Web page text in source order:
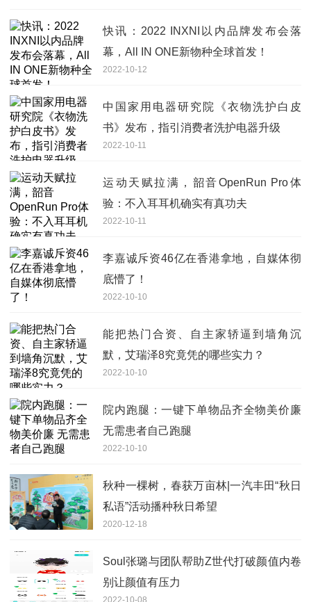
快讯：2022 INXNI以内品牌发布会落
幕，All IN ONE新物种全球首发！
2022-10-12
中国家用电器研究院《衣物洗护白皮
书》发布，指引消费者洗护电器升级
2022-10-11
运动天赋拉满，韶音OpenRun Pro体
验：不入耳耳机确实有真功夫
2022-10-11
李嘉诚斥资46亿在香港拿地，自媒体彻
底懵了！
2022-10-10
能把热门合资、自主家轿逼到墙角沉
默，艾瑞泽8究竟凭的哪些实力？
2022-10-10
院内跑腿：一键下单物品齐全物美价廉
无需患者自己跑腿
2022-10-10
秋种一棵树，春获万亩林|一汽丰田“秋日
私语”活动播种秋日希望
2020-12-18
Soul张璐与团队帮助Z世代打破颜值内卷
别让颜值有压力
2022-10-08